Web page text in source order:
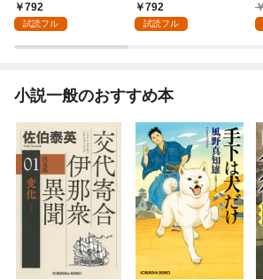
792
試読フル
かけたがギフト『無限
ガチャ』でレベル９９
（１）
792
試読フル
小説一般のおすすめ本